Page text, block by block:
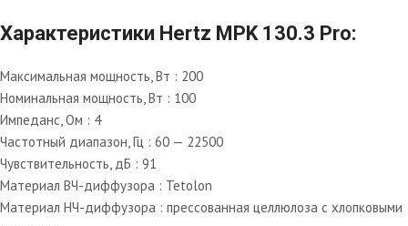
Характеристики Hertz MPK 130.3 Pro:
Максимальная мощность, Вт : 200
Номинальная мощность, Вт : 100
Импеданс, Ом : 4
Частотный диапазон, Гц : 60 — 22500
Чувствительность, дБ : 91
Материал ВЧ-диффузора : Tetolon
Материал НЧ-диффузора : прессованная целлюлоза с хлопковыми